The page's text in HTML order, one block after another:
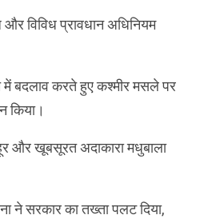
और विविध प्रावधान अधिनियम
में बदलाव करते हुए कश्मीर मसले पर
किया।
और खूबसूरत अदाकारा मधुबाला
ने सरकार का तख्ता पलट दिया,